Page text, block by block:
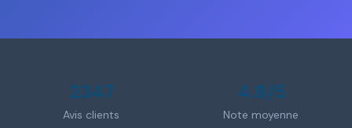
2347
Avis clients
4.8/5
Note moyenne